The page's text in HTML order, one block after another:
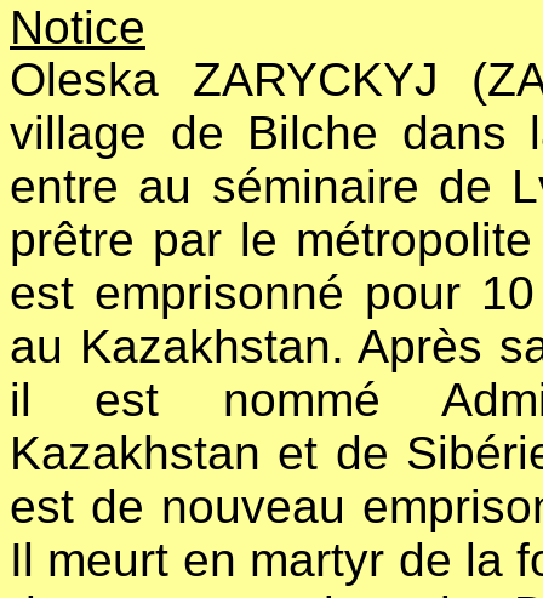
Notice
Oleska ZARYCKYJ
village de Bilche dans
entre au séminaire de
prêtre par le
est emprisonné pour
au Kazakhstan. Après
il est nommé
Kazakhstan et de
est de nouveau
Il meurt en martyr de la